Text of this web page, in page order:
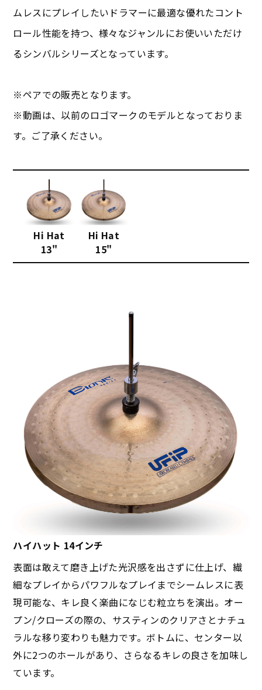
ムレスにプレイしたいドラマーに最適な優れたコント
ロール性能を持つ、様々なジャンルにお使いいただけ
るシンバルシリーズとなっています。
※ペアでの販売となります。
※動画は、以前のロゴマークのモデルとなっておりま
す。ご了承ください。
Hi Hat
13"
Hi Hat
15"
ハイハット 14インチ
表面は敢えて磨き上げた光沢感を出さずに仕上げ、繊
細なプレイからパワフルなプレイまでシームレスに表
現可能な、キレ良く楽曲になじむ粒立ちを演出。オー
プン/クローズの際の、サスティンのクリアさとナチュ
ラルな移り変わりも魅力です。ボトムに、センター以
外に2つのホールがあり、さらなるキレの良さを加味し
ています。